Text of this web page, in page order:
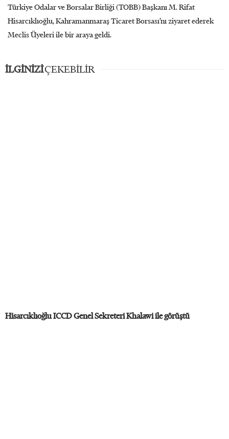
Türkiye Odalar ve Borsalar Birliği (TOBB) Başkanı M. Rifat
Hisarcıklıoğlu, Kahramanmaraş Ticaret Borsası’nı ziyaret ederek
Meclis Üyeleri ile bir araya geldi.
İLGİNİZİÇEKEBİLİR
Hisarcıklıoğlu ICCD Genel Sekreteri Khalawi ile görüştü